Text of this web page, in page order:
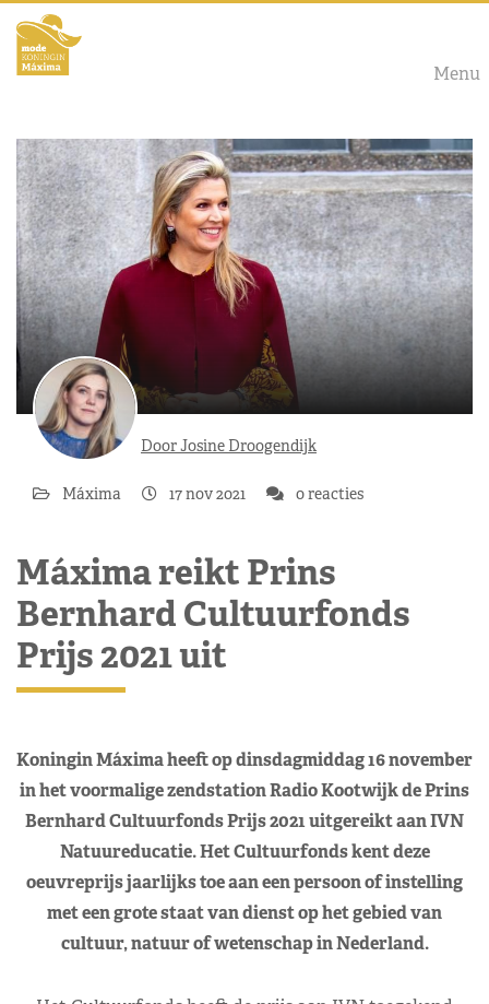
Menu
Door Josine Droogendijk
Máxima 17 nov 2021 0 reacties
Máxima reikt Prins
Bernhard Cultuurfonds
Prijs 2021 uit
Koningin Máxima heeft op dinsdagmiddag 16 november
in het voormalige zendstation Radio Kootwijk de Prins
Bernhard Cultuurfonds Prijs 2021 uitgereikt aan IVN
Natuureducatie. Het Cultuurfonds kent deze
oeuvreprijs jaarlijks toe aan een persoon of instelling
met een grote staat van dienst op het gebied van
cultuur, natuur of wetenschap in Nederland.